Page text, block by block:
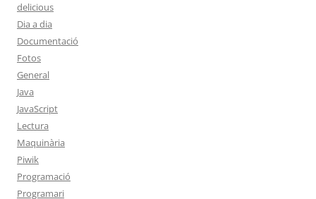
delicious
Dia a dia
Documentació
Fotos
General
Java
JavaScript
Lectura
Maquinària
Piwik
Programació
Programari